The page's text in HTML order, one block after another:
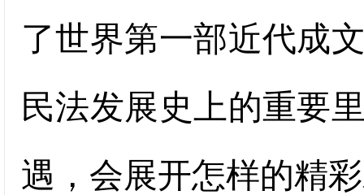
了世界第一部近代成
民法发展史上的重要
遇，会展开怎样的精